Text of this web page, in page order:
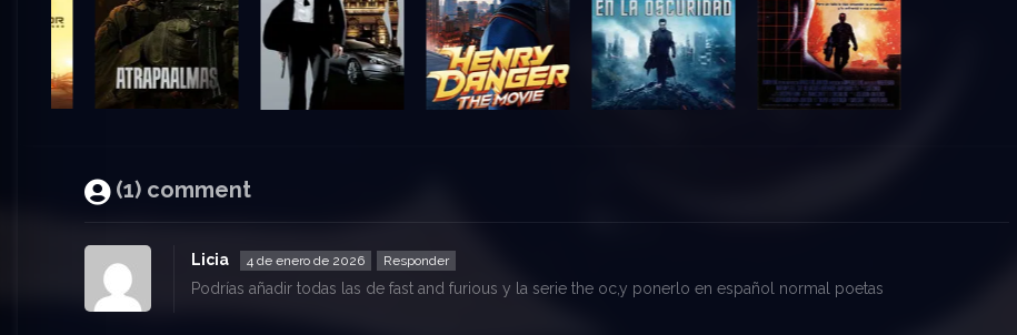
(1) comment
Licia 4 de enero de 2026 Responder
Podrías añadir todas las de fast and furious y la serie the oc,y ponerlo en español normal poetas